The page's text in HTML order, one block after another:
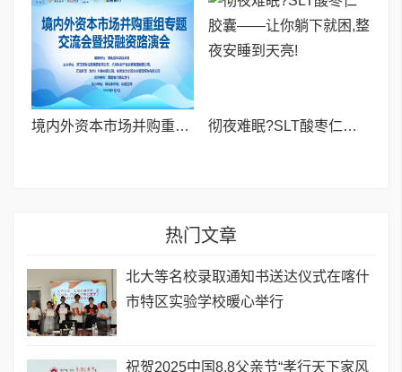
境内外资本市场并购重组专题交流会暨投融资路演会 深度解析驱动企业资本战略升级 彻夜难眠?SLT酸枣仁胶囊——让你躺下就困,整夜安睡到天亮!
热门文章
北大等名校录取通知书送达仪式在喀什
市特区实验学校暖心举行
祝贺2025中国8.8父亲节“孝行天下家风